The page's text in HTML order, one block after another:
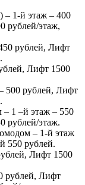
– 1-й этаж – 400
рублей/этаж,
рублей, Лифт
Лифт 1500
500 рублей, Лифт
– 1 –й этаж – 550
рублей/этаж.
– 1-й этаж
550 рублей.
Лифт 1500
рублей, Лифт